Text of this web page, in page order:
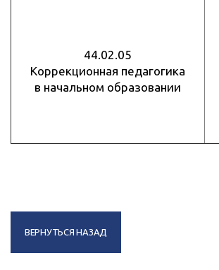
44.02.05
Коррекционная педагогика
в начальном образовании
ВЕРНУТЬСЯ НАЗАД